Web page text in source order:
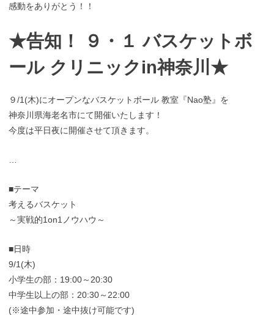
感動をありがとう！！
★告知！ ９・１ バスケットボ
ール クリニックin神奈川★
９/1(木)にオープンなバスケットボール 教室『Nao塾』を
神奈川県海老名市にて開催いたします！
今度は平日夜に開催させて頂きます。
■テーマ
考えるバスケット
～実戦的1on1ノウハウ～
■日時
9/1(木)
小学生の部：19:00～20:30
中学生以上の部：20:30～22:00
(※途中参加・途中抜け可能です)